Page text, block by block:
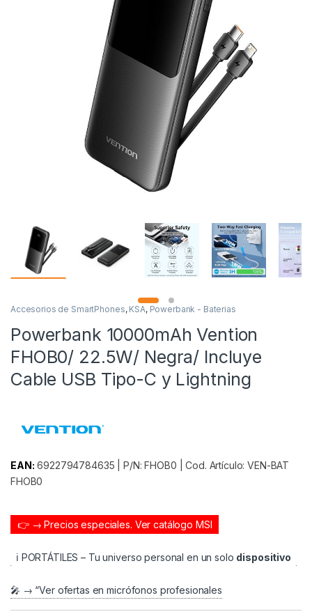
Accesorios de SmartPhones, KSA, Powerbank - Baterias
Powerbank 10000mAh Vention
FHOB0/ 22.5W/ Negra/ Incluye
Cable USB Tipo-C y Lightning
EAN: 6922794784635 | P/N: FHOB0 | Cod. Artículo: VEN-BAT
FHOB0
👉 → Precios especiales. Ver catálogo MSI
ℹ️ PORTÁTILES – Tu universo personal en un solo dispositivo
🎤 → “Ver ofertas en micrófonos profesionales